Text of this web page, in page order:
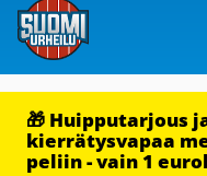
🎁 Huipputarjous
kierrätysvapaa
peliin - vain 1